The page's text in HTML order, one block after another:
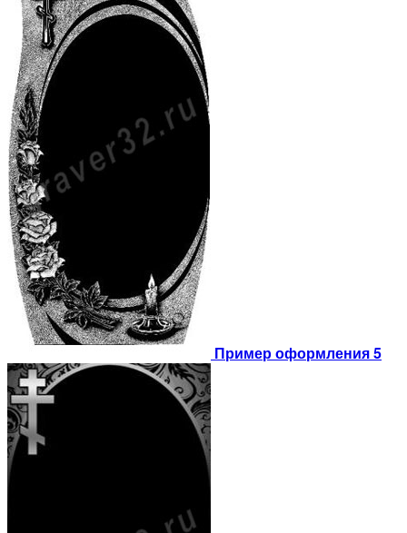
Пример оформления 5